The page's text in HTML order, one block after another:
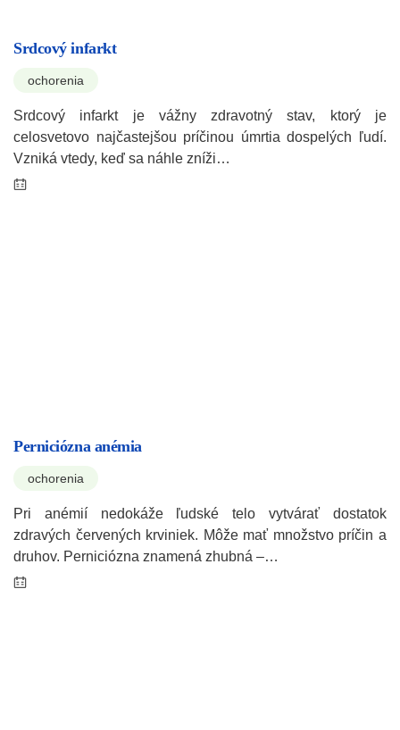
Srdcový infarkt
ochorenia
Srdcový infarkt je vážny zdravotný stav, ktorý je
celosvetovo najčastejšou príčinou úmrtia dospelých ľudí.
Vzniká vtedy, keď sa náhle zníži…
Perniciózna anémia
ochorenia
Pri anémií nedokáže ľudské telo vytvárať dostatok
zdravých červených krviniek. Môže mať množstvo príčin a
druhov. Perniciózna znamená zhubná –…